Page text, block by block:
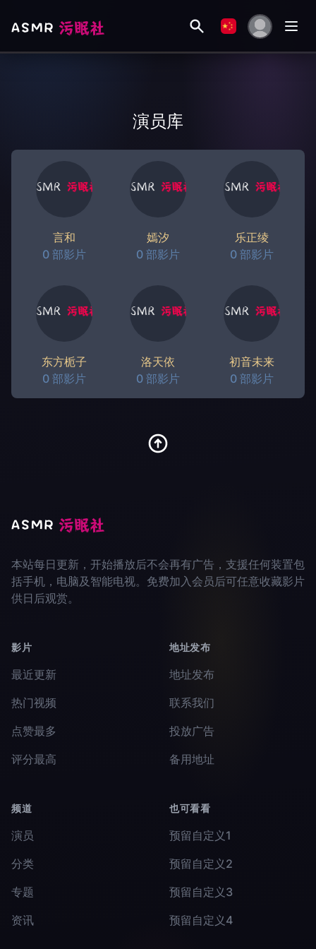
演员库
言和
0 部影片
嫣汐
0 部影片
乐正绫
0 部影片
东方栀子
0 部影片
洛天依
0 部影片
初音未来
0 部影片
本站每日更新，开始播放后不会再有广告，支援任何装置包
括手机，电脑及智能电视。免费加入会员后可任意收藏影片
供日后观赏。
影片
最近更新
热门视频
点赞最多
评分最高
频道
演员
分类
专题
资讯
地址发布
地址发布
联系我们
投放广告
备用地址
也可看看
预留自定义1
预留自定义2
预留自定义3
预留自定义4